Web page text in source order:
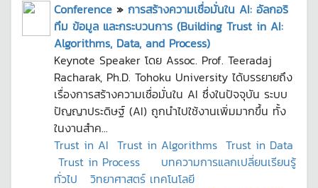
Conference » การสร้างความเชื่อมั่นใน AI: อัลกอริ
ทึม ข้อมูล และกระบวนการ (Building Trust in AI:
Algorithms, Data, and Process)
Keynote Speaker โดย Assoc. Prof. Teeradaj
Racharak, Ph.D. Tohoku University ได้บรรยายถึง
เรื่องการสร้างความเชื่อมั่นใน AI ซึ่งในปัจจุบัน ระบบ
ปัญญาประดิษฐ์ (AI) ถูกนำไปใช้งานเพิ่มมากขึ้น ทั้ง
ในงานสำค...
Trust in AI Trust in Algorithms Trust in Data
Trust in Process
บทความการแลกเปลี่ยนเรียนรู้
ทั่วไป
วิทยาศาสตร์ เทคโนโลยี